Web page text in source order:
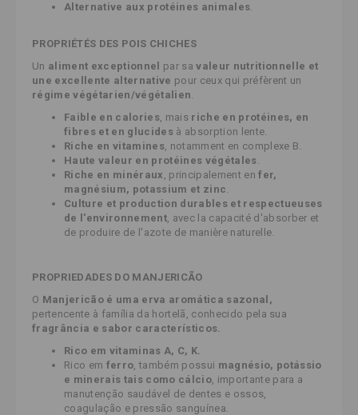
Alternative aux protéines animales.
PROPRIÉTÉS DES POIS CHICHES
Un aliment exceptionnel par savaleur nutritionnelle et
une excellente alternative pour ceux qui préfèrent un
régime végétarien/végétalien.
Faible en calories, mais riche en protéines, en
fibres et en glucides à absorption lente.
Riche en vitamines, notamment en complexe B.
Haute valeur en protéines végétales .
Riche en minéraux , principalement enfer,
magnésium, potassium et zinc.
Culture et production durables et respectueuses
de l'environnement, avec la capacité d'absorber et
de produire de l'azote de manière naturelle.
PROPRIEDADES DO MANJERICÃO
O Manjericão é uma erva aromática sazonal,
pertencente à família da hortelã, conhecido pela sua
fragrância e sabor característicos.
Rico em vitaminas A, C, K.
Rico em ferro, também possui magnésio, potássio
e minerais tais como cálcio, importante para a
manutenção saudável de dentes e ossos,
coagulação e pressão sanguínea.